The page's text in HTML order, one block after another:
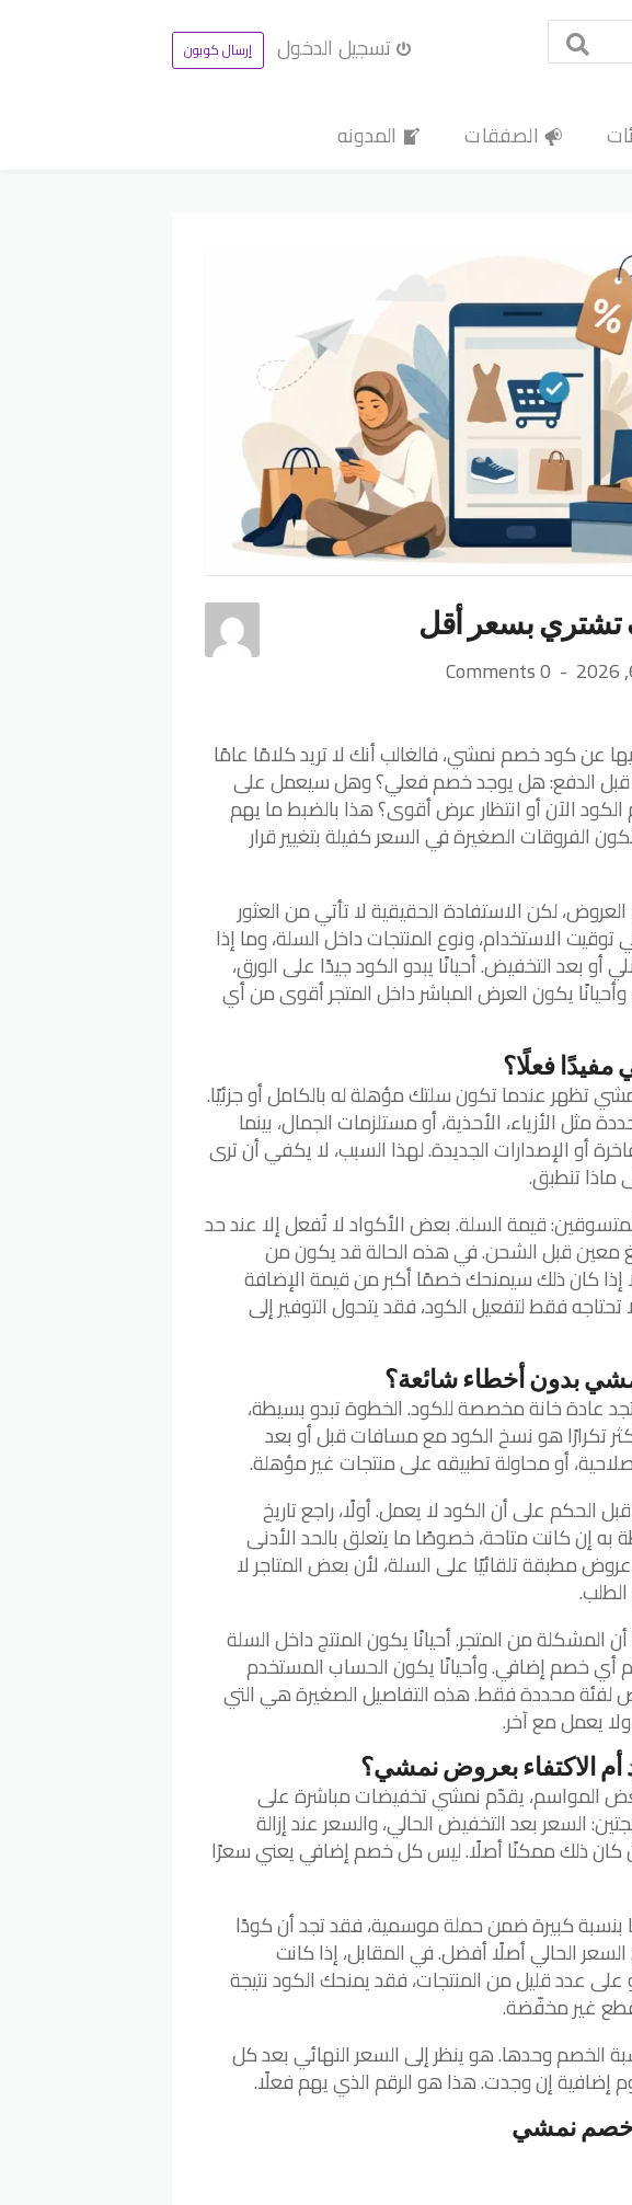
تسجيل الدخول إرسال كوبون
الصفقات المدونه
بسعر أقل
0 Comments
عن كود خصم نمشي، فالغالب أنك لا تريد كلامًا عامًا
قبل الدفع: هل يوجد خصم فعلي؟ وهل سيعمل على
الآن أو انتظار عرض أقوى؟ هذا بالضبط ما يهم
الفروقات الصغيرة في السعر كفيلة بتغيير قرار
لكن الاستفادة الحقيقية لا تأتي من العثور
الاستخدام، ونوع المنتجات داخل السلة، وما إذا
بعد التخفيض. أحيانًا يبدو الكود جيدًا على الورق،
يكون العرض المباشر داخل المتجر أقوى من أي
فعلًا؟
تظهر عندما تكون سلتك مؤهلة له بالكامل أو جزئيًا.
الأزياء، الأحذية، أو مستلزمات الجمال، بينما
أو الإصدارات الجديدة. لهذا السبب، لا يكفي أن ترى
ماذا تنطبق.
قيمة السلة. بعض الأكواد لا تُفعل إلا عند حد
معين قبل الشحن. في هذه الحالة قد يكون من
إذا كان ذلك سيمنحك خصمًا أكبر من قيمة الإضافة
فقط لتفعيل الكود، فقد يتحول التوفير إلى
بدون أخطاء شائعة؟
عادة خانة مخصصة للكود. الخطوة تبدو بسيطة،
تكرارًا هو نسخ الكود مع مسافات قبل أو بعد
أو محاولة تطبيقه على منتجات غير مؤهلة.
الحكم على أن الكود لا يعمل. أولًا، راجع تاريخ
به إن كانت متاحة، خصوصًا ما يتعلق بالحد الأدنى
مطبقة تلقائيًا على السلة، لأن بعض المتاجر لا
المشكلة من المتجر. أحيانًا يكون المنتج داخل السلة
خصم إضافي. وأحيانًا يكون الحساب المستخدم
لفئة محددة فقط. هذه التفاصيل الصغيرة هي التي
يعمل مع آخر.
أم الاكتفاء بعروض نمشي؟
المواسم، يقدّم نمشي تخفيضات مباشرة على
السعر بعد التخفيض الحالي، والسعر عند إزالة
كان ذلك ممكنًا أصلًا. ليس كل خصم إضافي يعني سعرًا
بنسبة كبيرة ضمن حملة موسمية، فقد تجد أن كودًا
الحالي أصلًا أفضل. في المقابل، إذا كانت
عدد قليل من المنتجات، فقد يمنحك الكود نتيجة
غير مخفّضة.
الخصم وحدها. هو ينظر إلى السعر النهائي بعد كل
إضافية إن وجدت. هذا هو الرقم الذي يهم فعلًا.
خصم نمشي